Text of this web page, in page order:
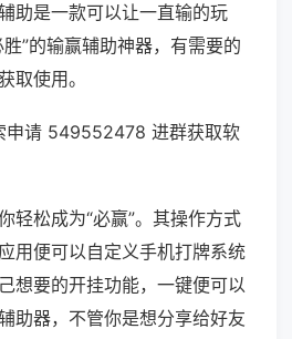
助是一款可以让一直输的玩
”的输赢辅助神器，有需要的
取使用。
申请 549552478 进群获取软
轻松成为“必赢”。其操作方式
用便可以自定义手机打牌系统
想要的开挂功能，一键便可以
助器，不管你是想分享给好友